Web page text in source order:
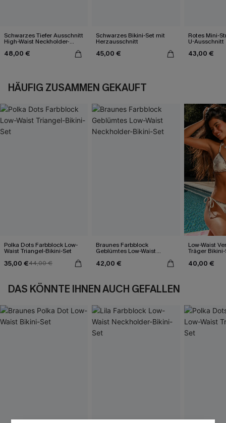
Schwarzes Tiefer Ausschnitt
High-Waist Neckholder-
Bikini-Set
48,00 €
Schwarzes Bikini-Set mit
Herzausschnitt
45,00 €
Rotes Mini-
U-Ausschnitt
43,00 €
HÄUFIG ZUSAMMEN GEKAUFT
Polka Dots Farbblock Low-
Waist Triangel-Bikini-Set
35,00 €44,00 €
Braunes Farbblock
Geblümtes Low-Waist
42,00 €
Low-Waist
Träger
40,00 €
DAS KÖNNTE IHNEN AUCH GEFALLEN